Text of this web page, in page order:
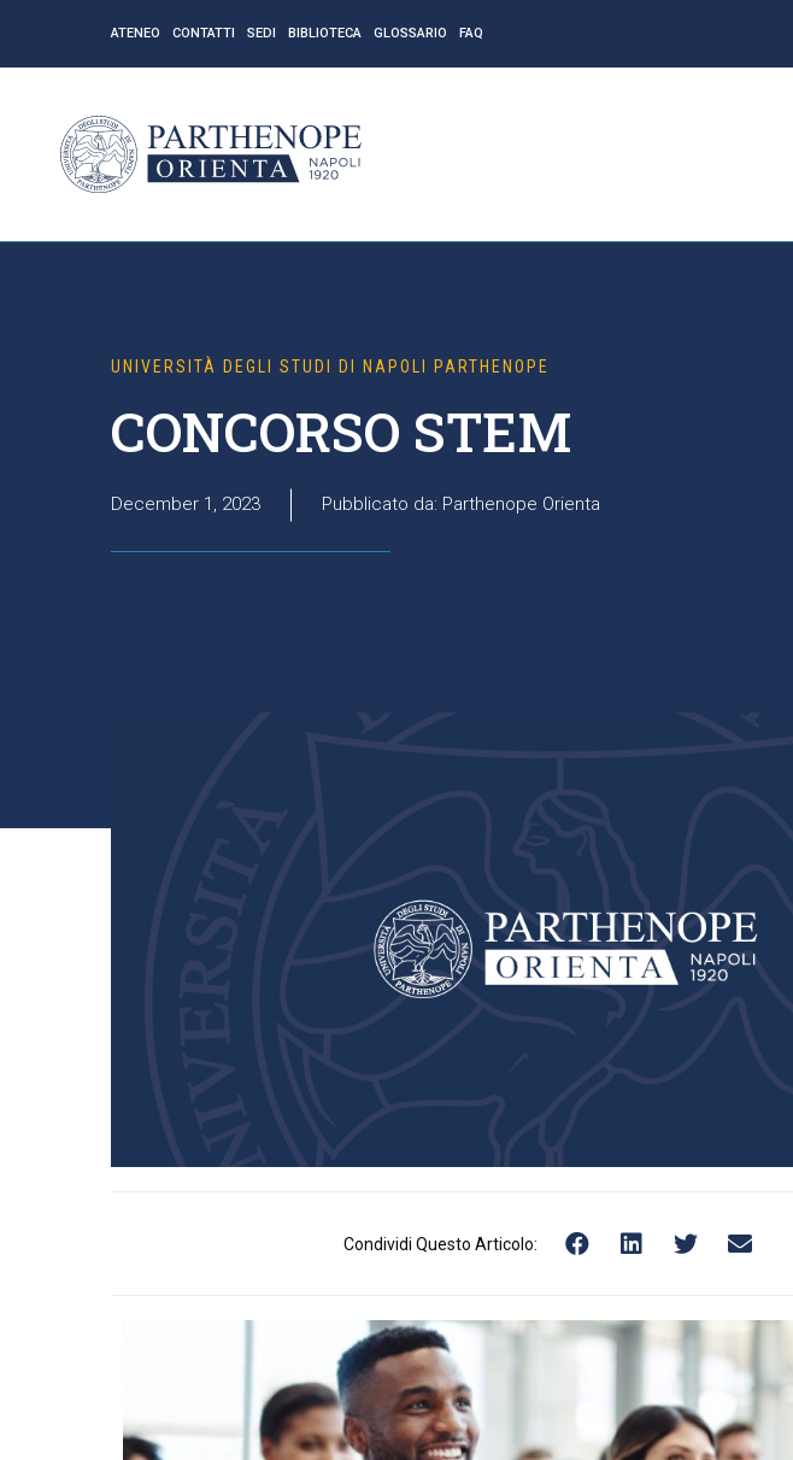
ATENEO CONTATTI SEDI BIBLIOTECA GLOSSARIO FAQ
UNIVERSITÀ DEGLI STUDI DI NAPOLI PARTHENOPE
CONCORSO STEM
December 1, 2023 Pubblicato da: Parthenope Orienta
Condividi Questo Articolo: